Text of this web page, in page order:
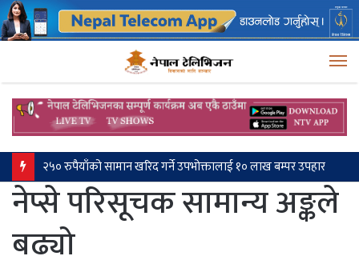
परराष्ट्र नीतिको केन्द्रमा आर्थिक कूटनीति छ: परराष्ट्रमन्त्री खनाल
नेप्से परिसूचक सामान्य अङ्कले
बढ्यो